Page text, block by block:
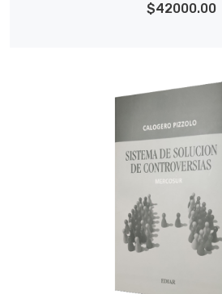
$42000.00